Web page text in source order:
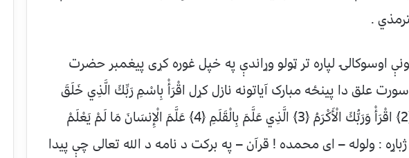
.
اوسوکالۍ لپاره تر ټولو وړاندې په خپل غوره کړی پیغمبر حضرت
علق دا پینځه مبارک آیاتونه نازل کړل اقْرَأْ بِاسْمِ رَبِّكَ الَّذِي خَلَقَ
﴿1﴾ خَلَقَ الْإِنسَانَ مِنْ عَلَقٍ ﴿2﴾ اقْرَأْ وَرَبُّكَ الْأَكْرَمُ ﴿3﴾ الَّذِي عَلَّمَ بِالْقَلَمِ ﴿4﴾ عَلَّمَ الْإِنسَانَ مَا لَمْ يَعْلَمْ
ژباړه : ولوله – ای محمده ! قرآن – په برکت د نامه د الله تعالی چې پیدا